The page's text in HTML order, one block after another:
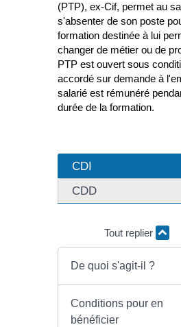
(PTP), ex-Cif, permet au
s'absenter de son poste
formation destinée à lui
changer de métier ou de
PTP est ouvert sous
accordé sur demande à
salarié est rémunéré
durée de la formation.
CDI
CDD
Tout replier
De quoi s'agit-il ?
Conditions pour en
bénéficier